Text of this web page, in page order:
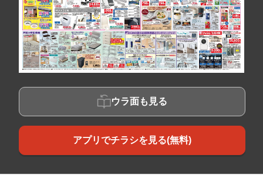
ウラ面も見る
アプリでチラシを見る(無料)